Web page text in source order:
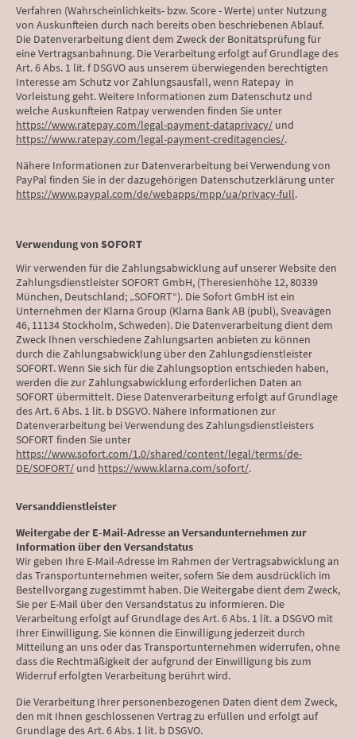
Verfahren (Wahrscheinlichkeits- bzw. Score - Werte) unter Nutzung
von Auskunfteien durch nach bereits oben beschriebenen Ablauf.
Die Datenverarbeitung dient dem Zweck der Bonitätsprüfung für
eine Vertragsanbahnung. Die Verarbeitung erfolgt auf Grundlage des
Art. 6 Abs. 1 lit. f DSGVO aus unserem überwiegenden berechtigten
Interesse am Schutz vor Zahlungsausfall, wenn Ratepay in
Vorleistung geht. Weitere Informationen zum Datenschutz und
welche Auskunfteien Ratpay verwenden finden Sie unter
https://www.ratepay.com/legal-payment-dataprivacy/ und
https://www.ratepay.com/legal-payment-creditagencies/.
Nähere Informationen zur Datenverarbeitung bei Verwendung von
PayPal finden Sie in der dazugehörigen Datenschutzerklärung unter
https://www.paypal.com/de/webapps/mpp/ua/privacy-full.
Verwendung von SOFORT
Wir verwenden für die Zahlungsabwicklung auf unserer Website den
Zahlungsdienstleister SOFORT GmbH, (Theresienhöhe 12, 80339
München, Deutschland; „SOFORT“). Die Sofort GmbH ist ein
Unternehmen der Klarna Group (Klarna Bank AB (publ), Sveavägen
46, 11134 Stockholm, Schweden). Die Datenverarbeitung dient dem
Zweck Ihnen verschiedene Zahlungsarten anbieten zu können
durch die Zahlungsabwicklung über den Zahlungsdienstleister
SOFORT. Wenn Sie sich für die Zahlungsoption entschieden haben,
werden die zur Zahlungsabwicklung erforderlichen Daten an
SOFORT übermittelt. Diese Datenverarbeitung erfolgt auf Grundlage
des Art. 6 Abs. 1 lit. b DSGVO. Nähere Informationen zur
Datenverarbeitung bei Verwendung des Zahlungsdienstleisters
SOFORT finden Sie unter
https://www.sofort.com/1.0/shared/content/legal/terms/de-
DE/SOFORT/ und https://www.klarna.com/sofort/.
Versanddienstleister
Weitergabe der E-Mail-Adresse an Versandunternehmen zur
Information über den Versandstatus
Wir geben Ihre E-Mail-Adresse im Rahmen der Vertragsabwicklung an
das Transportunternehmen weiter, sofern Sie dem ausdrücklich im
Bestellvorgang zugestimmt haben. Die Weitergabe dient dem Zweck,
Sie per E-Mail über den Versandstatus zu informieren. Die
Verarbeitung erfolgt auf Grundlage des Art. 6 Abs. 1 lit. a DSGVO mit
Ihrer Einwilligung. Sie können die Einwilligung jederzeit durch
Mitteilung an uns oder das Transportunternehmen widerrufen, ohne
dass die Rechtmäßigkeit der aufgrund der Einwilligung bis zum
Widerruf erfolgten Verarbeitung berührt wird.
Die Verarbeitung Ihrer personenbezogenen Daten dient dem Zweck,
den mit Ihnen geschlossenen Vertrag zu erfüllen und erfolgt auf
Grundlage des Art. 6 Abs. 1 lit. b DSGVO.